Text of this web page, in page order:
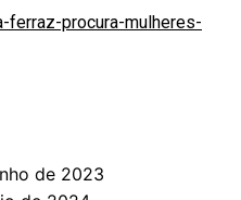
ferraz-procura-mulheres-
de 2023